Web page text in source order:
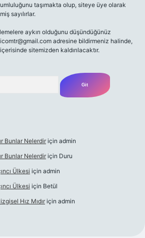
taşımakta olup, siteye üye olarak
sayılırlar.
aykırı olduğunu düşündüğünüz
adresine bildirmeniz halinde,
sitemizden kaldırılacaktır.
Bunlar Nelerdir için admin
Bunlar Nelerdir için Duru
Ülkesi için admin
Ülkesi için Betül
Hız Mıdır için admin